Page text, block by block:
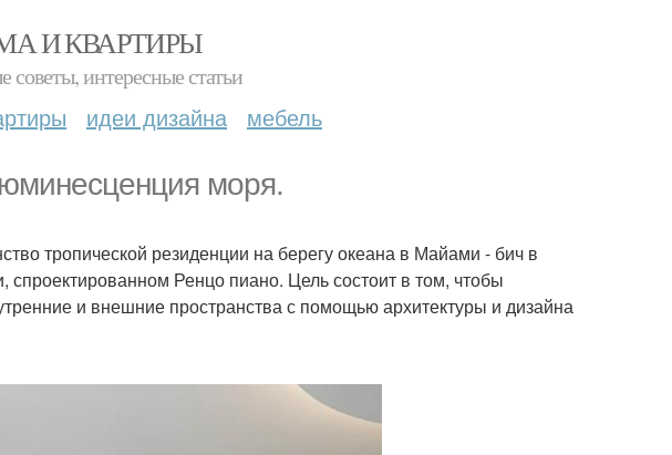
И КВАРТИРЫ
советы, интересные статьи
идеи дизайна мебель
моря.
тропической резиденции на берегу океана в Майами - бич в
спроектированном Ренцо пиано. Цель состоит в том, чтобы
и внешние пространства с помощью архитектуры и дизайна